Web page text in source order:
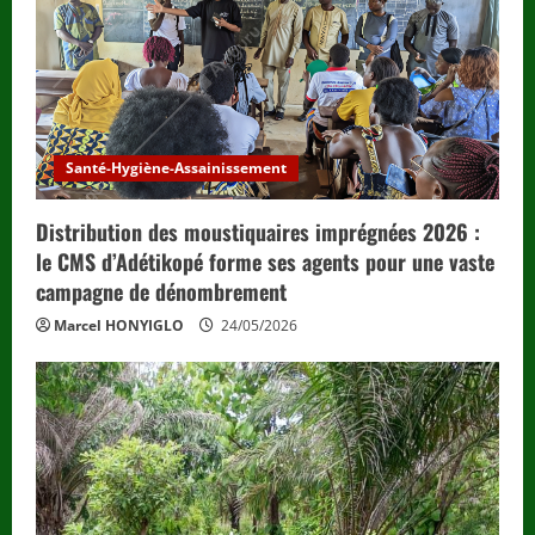
Santé-Hygiène-Assainissement
Distribution des moustiquaires imprégnées 2026 :
le CMS d’Adétikopé forme ses agents pour une vaste
campagne de dénombrement
Marcel HONYIGLO 24/05/2026